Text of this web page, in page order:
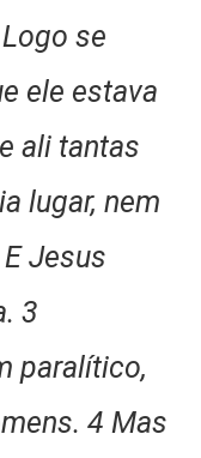
se
ele estava
ali tantas
lugar, nem
Jesus
3
paralítico,
4 Mas